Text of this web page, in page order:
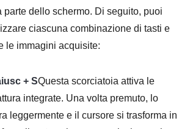
parte dello schermo. Di seguito, puoi
ciascuna combinazione di tasti e
le immagini acquisite:
+ SQuesta scorciatoia attiva le
integrate. Una volta premuto, lo
leggermente e il cursore si trasforma in